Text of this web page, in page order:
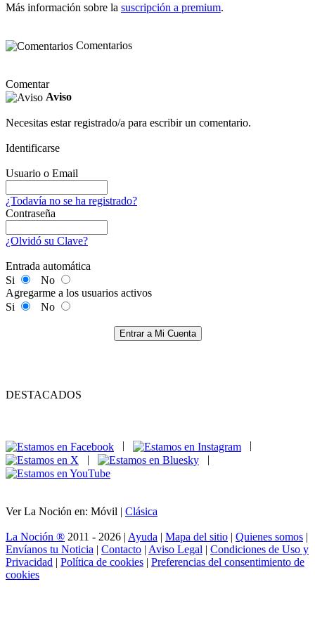
Más información sobre la suscripción a premium.
Comentarios
Comentar
Aviso
Necesitas estar registrado/a para escribir un comentario.
Identificarse
Usuario o Email
¿Todavía no se ha registrado?
Contraseña
¿Olvidó su Clave?
Entrada automática
Si
No
Agregarme a los usuarios activos
Si
No
Entrar a Mi Cuenta
DESTACADOS
|
|
Ver La Noción en: Móvil | Clásica
La Noción ® 2011 - 2026 | Ayuda | Mapa del sitio | Quienes somos |
Envíanos tu Noticia | Contacto | Aviso Legal | Condiciones de Uso y
Privacidad | Política de cookies | Preferencias del consentimiento de
cookies